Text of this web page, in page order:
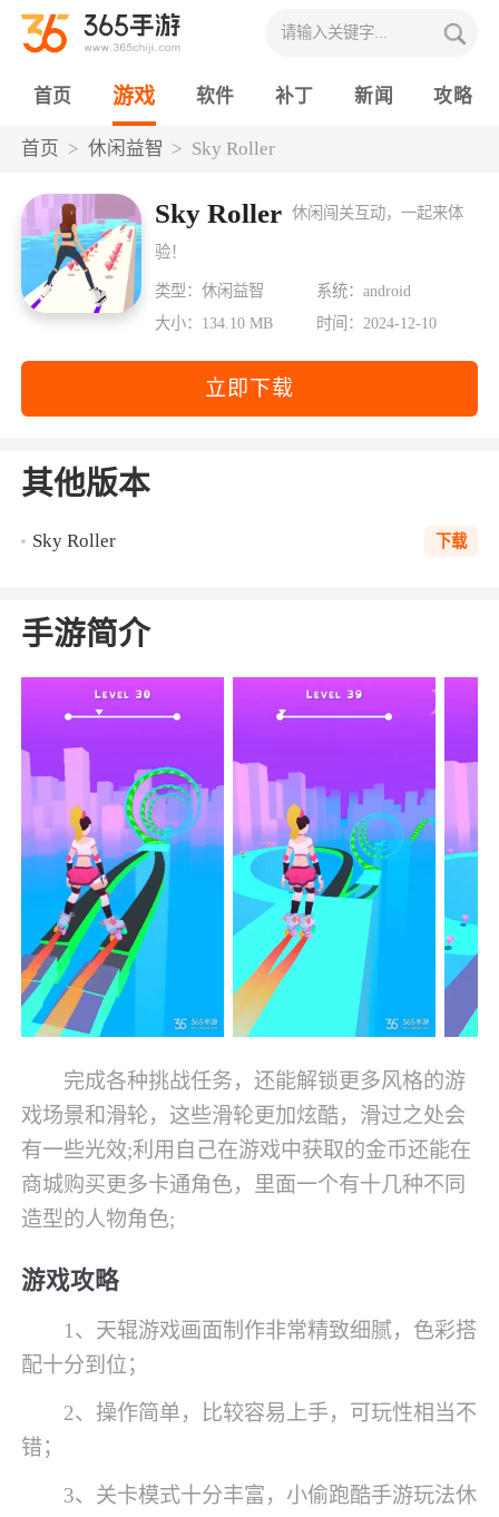
首页 游戏 软件 补丁 新闻 攻略
首页 休闲益智 Sky Roller
Sky Roller 休闲闯关互动，一起来体
验！
类型：休闲益智
系统：android
大小：134.10 MB
时间：2024-12-10
立即下载
其他版本
Sky Roller 下载
手游简介
完成各种挑战任务，还能解锁更多风格的游
戏场景和滑轮，这些滑轮更加炫酷，滑过之处会
有一些光效;利用自己在游戏中获取的金币还能在
商城购买更多卡通角色，里面一个有十几种不同
造型的人物角色;
游戏攻略
1、天辊游戏画面制作非常精致细腻，色彩搭
配十分到位；
2、操作简单，比较容易上手，可玩性相当不
错；
3、关卡模式十分丰富，小偷跑酷手游玩法休